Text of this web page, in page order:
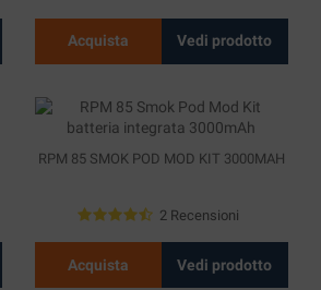
Acquista Vedi prodotto
RPM 85 SMOK POD MOD KIT 3000MAH
2 Recensioni
Acquista Vedi prodotto